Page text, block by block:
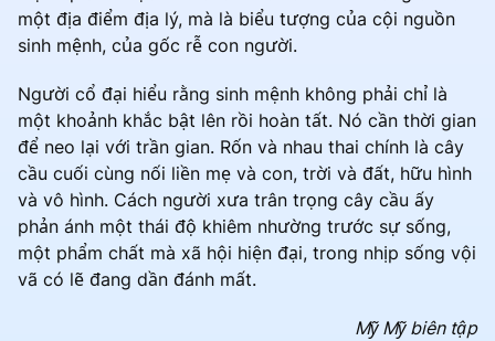
một địa điểm địa lý, mà là biểu tượng của cội nguồn
sinh mệnh, của gốc rễ con người.
Người cổ đại hiểu rằng sinh mệnh không phải chỉ là
một khoảnh khắc bật lên rồi hoàn tất. Nó cần thời gian
để neo lại với trần gian. Rốn và nhau thai chính là cây
cầu cuối cùng nối liền mẹ và con, trời và đất, hữu hình
và vô hình. Cách người xưa trân trọng cây cầu ấy
phản ánh một thái độ khiêm nhường trước sự sống,
một phẩm chất mà xã hội hiện đại, trong nhịp sống vội
vã có lẽ đang dần đánh mất.
Mỹ Mỹ biên tập